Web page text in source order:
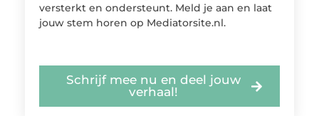
versterkt en ondersteunt. Meld je aan en laat
jouw stem horen op Mediatorsite.nl.
Schrijf mee nu en deel jouw
verhaal!